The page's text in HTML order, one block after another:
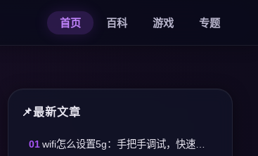
首页 百科 游戏 专题
最新文章